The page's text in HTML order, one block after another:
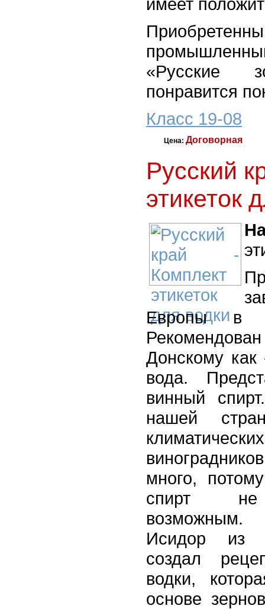
«Русские
понравится
Класс 19-08
Цена: Договорная
Русский
этикеток
Европы в
Донскому
вода.
винный
нашей
много,
спирт не
возможным.
Исидор из
создал
водки,
основе